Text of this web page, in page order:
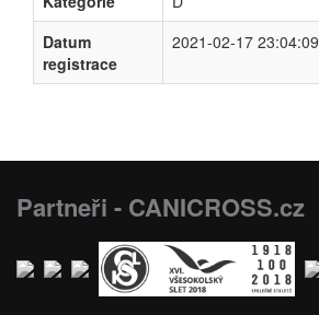
Datum
registrace
2021-02-17 23:04:09
Partneři - CANICROSS.cz